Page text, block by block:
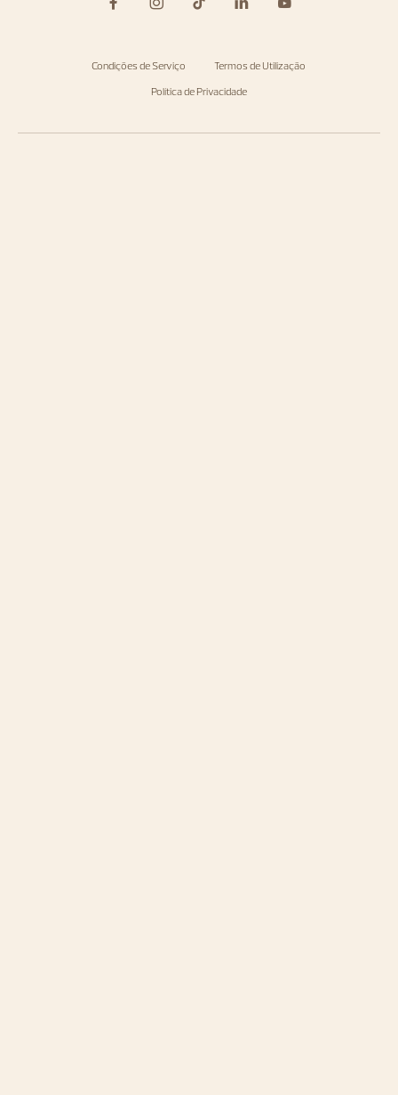
Condições de Serviço
Termos de Utilização
Política de Privacidade